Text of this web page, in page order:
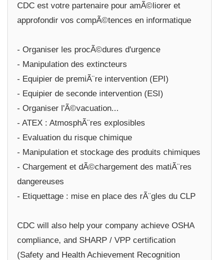
CDC est votre partenaire pour amÃ©liorer et
approfondir vos compÃ©tences en informatique
- Organiser les procÃ©dures d'urgence
- Manipulation des extincteurs
- Equipier de premiÃ¨re intervention (EPI)
- Equipier de seconde intervention (ESI)
- Organiser l'Ã©vacuation...
- ATEX : AtmosphÃ¨res explosibles
- Evaluation du risque chimique
- Manipulation et stockage des produits chimiques
- Chargement et dÃ©chargement des matiÃ¨res
dangereuses
- Etiquettage : mise en place des rÃ¨gles du CLP
CDC will also help your company achieve OSHA
compliance, and SHARP / VPP certification
(Safety and Health Achievement Recognition